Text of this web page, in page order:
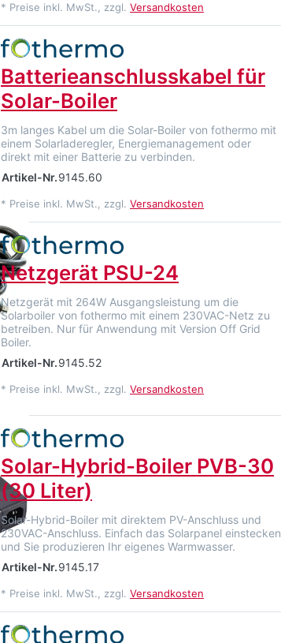
* Preise inkl. MwSt., zzgl. Versandkosten
Batterieanschlusskabel für
Solar-Boiler
3m langes Kabel um die Solar-Boiler von fothermo mit
einem Solarladeregler, Energiemanagement oder
direkt mit einer Batterie zu verbinden.
Artikel-Nr.9145.60
* Preise inkl. MwSt., zzgl. Versandkosten
Netzgerät PSU-24
Netzgerät mit 264W Ausgangsleistung um die
Solarboiler von fothermo mit einem 230VAC-Netz zu
betreiben. Nur für Anwendung mit Version Off Grid
Boiler.
Artikel-Nr.9145.52
* Preise inkl. MwSt., zzgl. Versandkosten
Solar-Hybrid-Boiler PVB-30
(30 Liter)
Solar-Hybrid-Boiler mit direktem PV-Anschluss und
230VAC-Anschluss. Einfach das Solarpanel einstecken
und Sie produzieren Ihr eigenes Warmwasser.
Artikel-Nr.9145.17
* Preise inkl. MwSt., zzgl. Versandkosten